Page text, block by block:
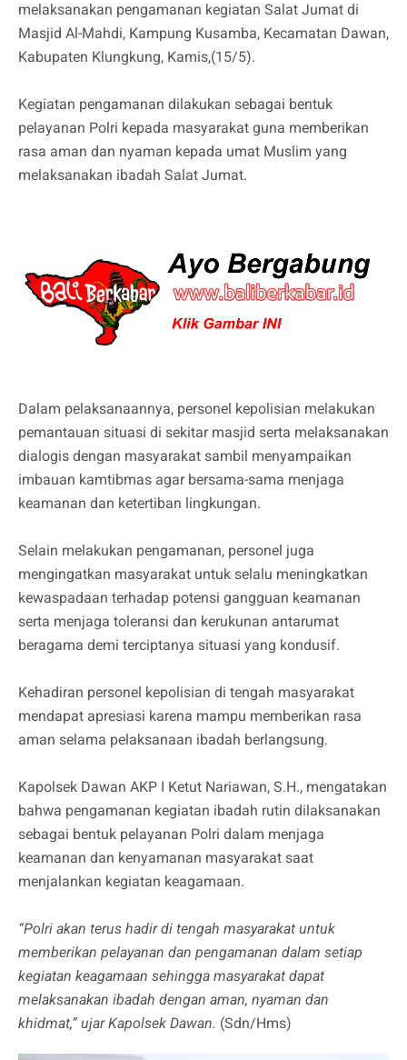
melaksanakan pengamanan kegiatan Salat Jumat di
Masjid Al-Mahdi, Kampung Kusamba, Kecamatan Dawan,
Kabupaten Klungkung, Kamis,(15/5).
Kegiatan pengamanan dilakukan sebagai bentuk
pelayanan Polri kepada masyarakat guna memberikan
rasa aman dan nyaman kepada umat Muslim yang
melaksanakan ibadah Salat Jumat.
Dalam pelaksanaannya, personel kepolisian melakukan
pemantauan situasi di sekitar masjid serta melaksanakan
dialogis dengan masyarakat sambil menyampaikan
imbauan kamtibmas agar bersama-sama menjaga
keamanan dan ketertiban lingkungan.
Selain melakukan pengamanan, personel juga
mengingatkan masyarakat untuk selalu meningkatkan
kewaspadaan terhadap potensi gangguan keamanan
serta menjaga toleransi dan kerukunan antarumat
beragama demi terciptanya situasi yang kondusif.
Kehadiran personel kepolisian di tengah masyarakat
mendapat apresiasi karena mampu memberikan rasa
aman selama pelaksanaan ibadah berlangsung.
Kapolsek Dawan AKP I Ketut Nariawan, S.H., mengatakan
bahwa pengamanan kegiatan ibadah rutin dilaksanakan
sebagai bentuk pelayanan Polri dalam menjaga
keamanan dan kenyamanan masyarakat saat
menjalankan kegiatan keagamaan.
“Polri akan terus hadir di tengah masyarakat untuk
memberikan pelayanan dan pengamanan dalam setiap
kegiatan keagamaan sehingga masyarakat dapat
melaksanakan ibadah dengan aman, nyaman dan
khidmat,” ujar Kapolsek Dawan. (Sdn/Hms)